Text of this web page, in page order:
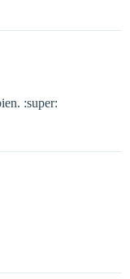
:super: